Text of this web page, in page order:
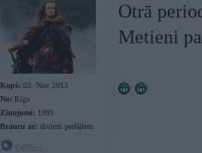
Kopš: 03. Nov 2013
No: Rīga
Ziņojumi: 1993
Braucu ar: diviem pedāļiem
Otrā
Metieni